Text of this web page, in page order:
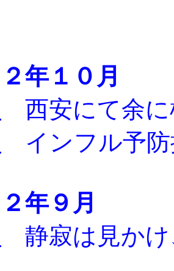
年１０月
西安にて余に
インフル予防
年９月
静寂は見かけ